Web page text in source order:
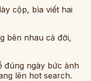
cộp, bìa viết hai
bên nhau cả đời,
đúng ngày bức ảnh
lên hot search.